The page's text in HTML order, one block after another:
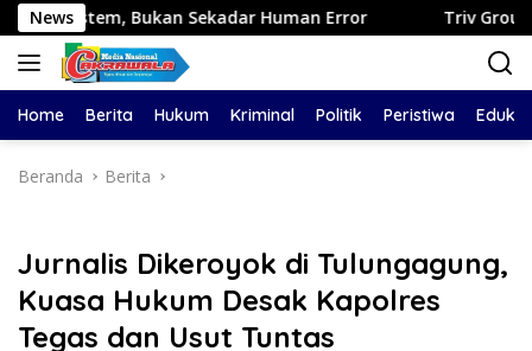
Langsung
ke
konten
News
Sekadar Human Error Triv Group dan Gabriel Rey
Home Berita Hukum Kriminal Politik Peristiwa
Beranda Berita
Jurnalis Dikeroyok di Tulungagung,
Kuasa Hukum Desak Kapolres
Tegas dan Usut Tuntas